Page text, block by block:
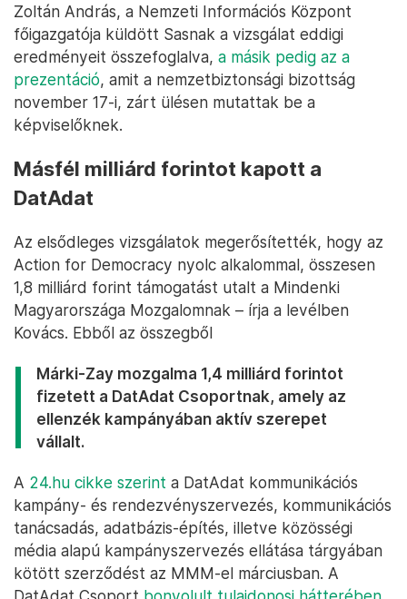
Zoltán András, a Nemzeti Információs Központ
főigazgatója küldött Sasnak a vizsgálat eddigi
eredményeit összefoglalva, a másik pedig az a
prezentáció, amit a nemzetbiztonsági bizottság
november 17-i, zárt ülésen mutattak be a
képviselőknek.
Másfél milliárd forintot kapott a
DatAdat
Az elsődleges vizsgálatok megerősítették, hogy az
Action for Democracy nyolc alkalommal, összesen
1,8 milliárd forint támogatást utalt a Mindenki
Magyarországa Mozgalomnak – írja a levélben
Kovács. Ebből az összegből
Márki-Zay mozgalma 1,4 milliárd forintot
fizetett a DatAdat Csoportnak, amely az
ellenzék kampányában aktív szerepet
vállalt.
A 24.hu cikke szerint a DatAdat kommunikációs
kampány- és rendezvényszervezés, kommunikációs
tanácsadás, adatbázis-építés, illetve közösségi
média alapú kampányszervezés ellátása tárgyában
kötött szerződést az MMM-el márciusban. A